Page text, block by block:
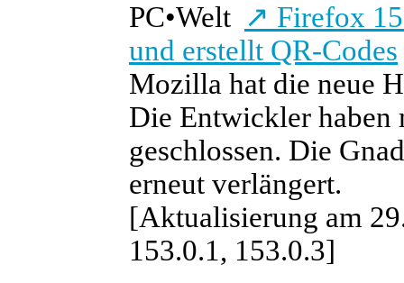
PC•Welt ↗ Firefox
und erstellt QR-Codes
Mozilla hat die neue
Die Entwickler haben
geschlossen. Die
erneut verlängert.
[Aktualisierung am
153.0.1, 153.0.3]